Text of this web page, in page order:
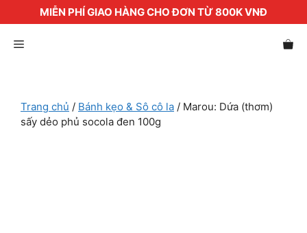
MIỄN PHÍ GIAO HÀNG CHO ĐƠN TỪ 800K VNĐ
đến Menu
Trang chủ / Bánh kẹo & Sô cô la / Marou: Dứa (thơm)
sấy dẻo phủ socola đen 100g